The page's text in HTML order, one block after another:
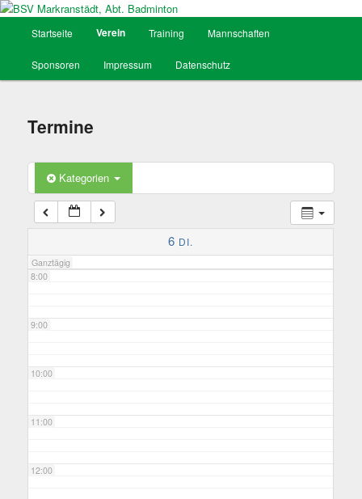
BSV Markranstädt, Abt. Badminton
Zum
Inhalt
Startseite Verein Training Mannschaften
Sponsoren Impressum Datenschutz
Termine
Kategorien
6 DI.
Ganztägig
3:00
4:00
5:00
6:00
7:00
8:00
9:00
10:00
11:00
12:00